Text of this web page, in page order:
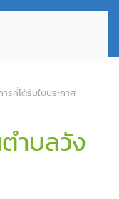
ารที่ได้รับใบประกาศ
ำบลวัง